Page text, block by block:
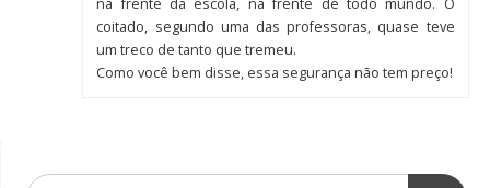
coitado, segundo uma das professoras, quase teve
um treco de tanto que tremeu.
Como você bem disse, essa segurança não tem preço!